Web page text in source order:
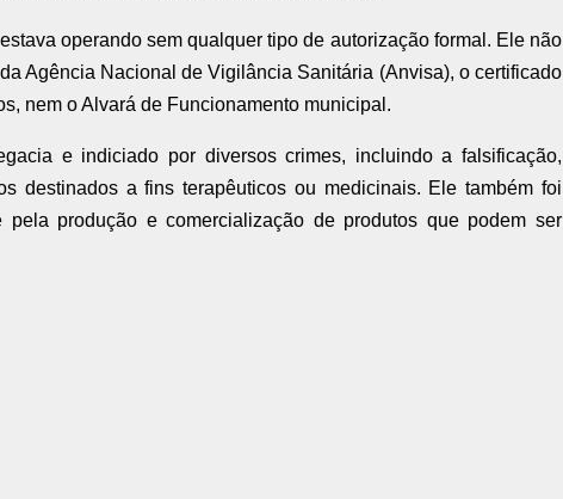
operando sem qualquer tipo de autorização formal. Ele não
Agência Nacional de Vigilância Sanitária (Anvisa), o certificado
nem o Alvará de Funcionamento municipal.
e indiciado por diversos crimes, incluindo a falsificação,
destinados a fins terapêuticos ou medicinais. Ele também foi
produção e comercialização de produtos que podem ser